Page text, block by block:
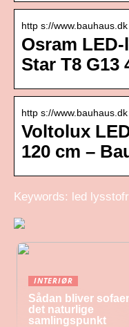
http s://
Osram
Star T8 G13
http s://
Voltolux
120 cm –
Keywords: led
INTERIØR
Sådan bliver
det naturlige
samlingspunkt